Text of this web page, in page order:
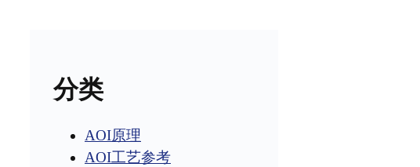
分类
AOI原理
AOI工艺参考